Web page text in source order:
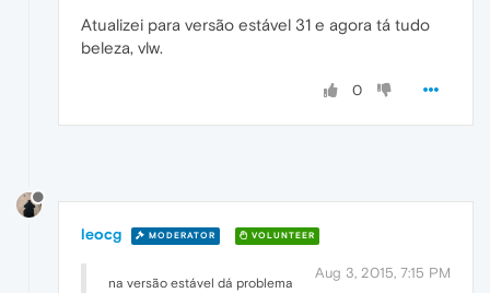
Atualizei para versão estável 31 e agora tá tudo
beleza, vlw.
0
leocg MODERATOR VOLUNTEER
Aug 3, 2015, 7:15 PM
na versão estável dá problema